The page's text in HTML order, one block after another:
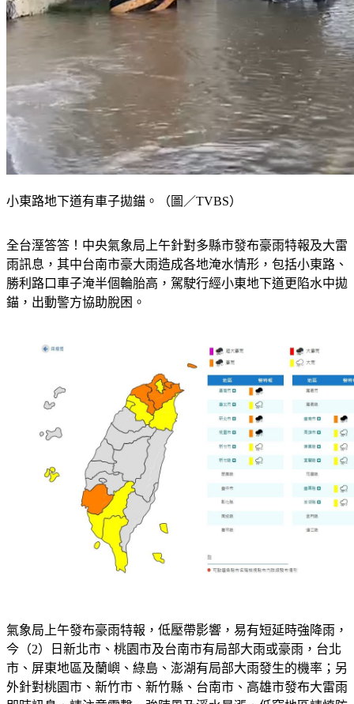
小東路地下道有車子拋錨。（圖／TVBS）
全台溼答答！中央氣象局上午針對多縣市發布豪雨特報及大雷
雨訊息，其中台南市豪大雨造成各地淹水情形，包括小東路、
勝利路口車子淹半個輪胎高，駕駛行經小東地下道更陷水中拋
錨，出動警方協助脫困。
氣象局上午發布豪雨特報，低壓帶影響，易有短延時強降雨，
今（2）日新北市、桃園市及台南市有局部大雨或豪雨，台北
市、屏東地區及蘭嶼、綠島、澎湖有局部大雨發生的機率；另
外針對桃園市、新竹市、新竹縣、台南市、高雄市發布大雷雨